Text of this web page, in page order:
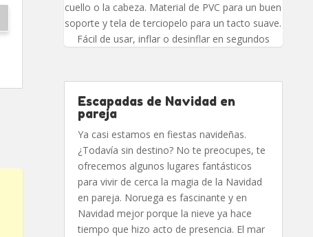
cuello o la cabeza. Material de PVC para un buen
soporte y tela de terciopelo para un tacto suave.
Fácil de usar, inflar o desinflar en segundos
Escapadas de Navidad en
pareja
Ya casi estamos en fiestas navideñas.
¿Todavía sin destino? No te preocupes, te
ofrecemos algunos lugares fantásticos
para vivir de cerca la magia de la Navidad
en pareja. Noruega es fascinante y en
Navidad mejor porque la nieve ya hace
tiempo que hizo acto de presencia. El mar